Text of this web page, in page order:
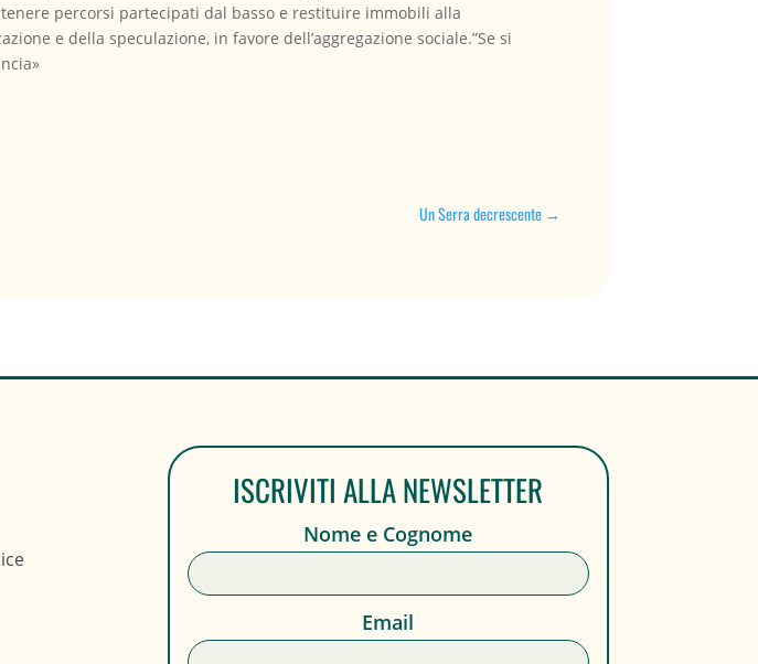
percorsi partecipati dal basso e restituire immobili alla
e della speculazione, in favore dell’aggregazione sociale.”Se si
Un Serra decrescente→
ISCRIVITI ALLA NEWSLETTER
Nome e Cognome
Email